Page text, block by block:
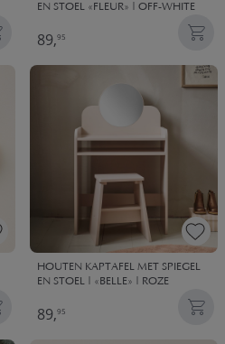
EN STOEL «FLEUR» | OFF-WHITE
89,95
HOUTEN KAPTAFEL MET SPIEGEL
EN STOEL | «BELLE» | ROZE
89,95